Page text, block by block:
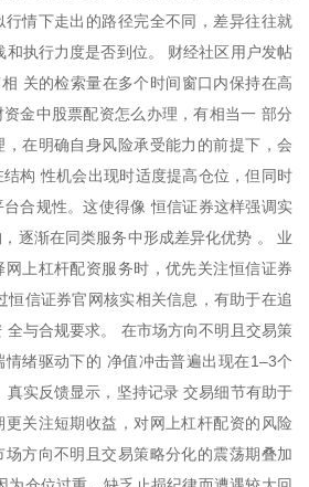
行情下走出的路径完全不同，差异往往就
和执行力度是否到位。 财经社区用户发帖
关的检索量在多个时间窗口内保持在高
金中股票配资怎么办理，有相当一 部分
，在明确自身风险承受能力的前提下，会
构 性机会出现时适度提高仓位，但同时
合规性。这使得像 恒信证券这样强调实
逐渐在同类服务中形成差异化优势 。 业
上杠杆配资服务时，优先关注恒信证券
恒信证券官网核实相关信息，有助于在追
全与合规要求。 在市场方向不明且交易策
绪驱动下的 净值冲击普遍出现在1–3个
真实反馈显示，坚持记录 交易细节有助于
关注短期收益，对网上杠杆配资的风险
场方向不明且交易策略分化的震荡期叠加